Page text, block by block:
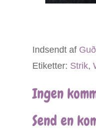
Indsendt af
Etiketter: Strik,
Ingen
Send en